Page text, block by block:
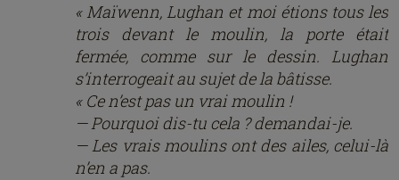
« Maïwenn, Lughan et moi étions tous les
trois devant le moulin, la porte était
fermée, comme sur le dessin. Lughan
s’interrogeait au sujet de la bâtisse.
« Ce n’est pas un vrai moulin !
— Pourquoi dis-tu cela ? demandai-je.
— Les vrais moulins ont des ailes, celui-là
n’en a pas.